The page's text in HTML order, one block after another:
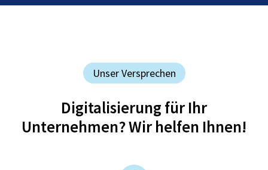
Unser Versprechen
Digitalisierung für Ihr
Unternehmen? Wir helfen Ihnen!